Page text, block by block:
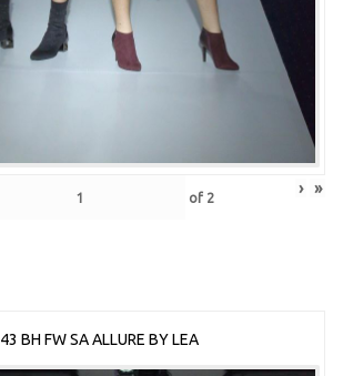
of 2 › »
43 BH FW SA ALLURE BY LEA